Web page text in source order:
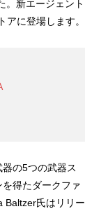
。新エージェント
に登場します。
の5つの武器ス
得たダークファ
Baltzer氏はリリー